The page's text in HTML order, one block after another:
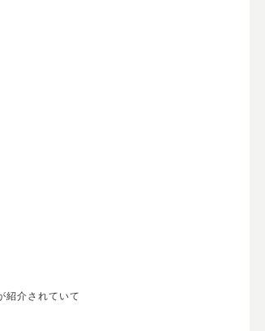
紹介されていて